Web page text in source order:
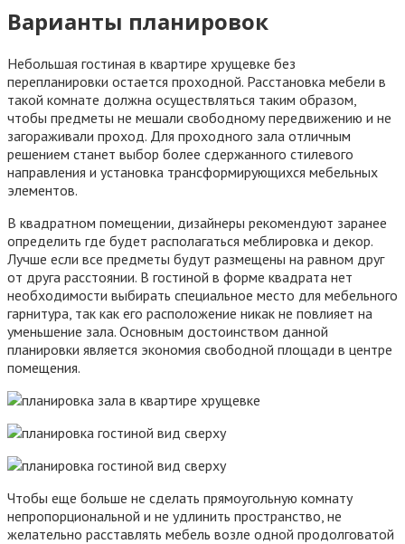
Варианты планировок
Небольшая гостиная в квартире хрущевке без
перепланировки остается проходной. Расстановка мебели в
такой комнате должна осуществляться таким образом,
чтобы предметы не мешали свободному передвижению и не
загораживали проход. Для проходного зала отличным
решением станет выбор более сдержанного стилевого
направления и установка трансформирующихся мебельных
элементов.
В квадратном помещении, дизайнеры рекомендуют заранее
определить где будет располагаться меблировка и декор.
Лучше если все предметы будут размещены на равном друг
от друга расстоянии. В гостиной в форме квадрата нет
необходимости выбирать специальное место для мебельного
гарнитура, так как его расположение никак не повлияет на
уменьшение зала. Основным достоинством данной
планировки является экономия свободной площади в центре
помещения.
Чтобы еще больше не сделать прямоугольную комнату
непропорциональной и не удлинить пространство, не
желательно расставлять мебель возле одной продолговатой